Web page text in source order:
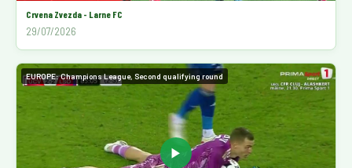
Crvena Zvezda - Larne FC
29/07/2026
▶
EUROPE: Champions League, Second qualifying round